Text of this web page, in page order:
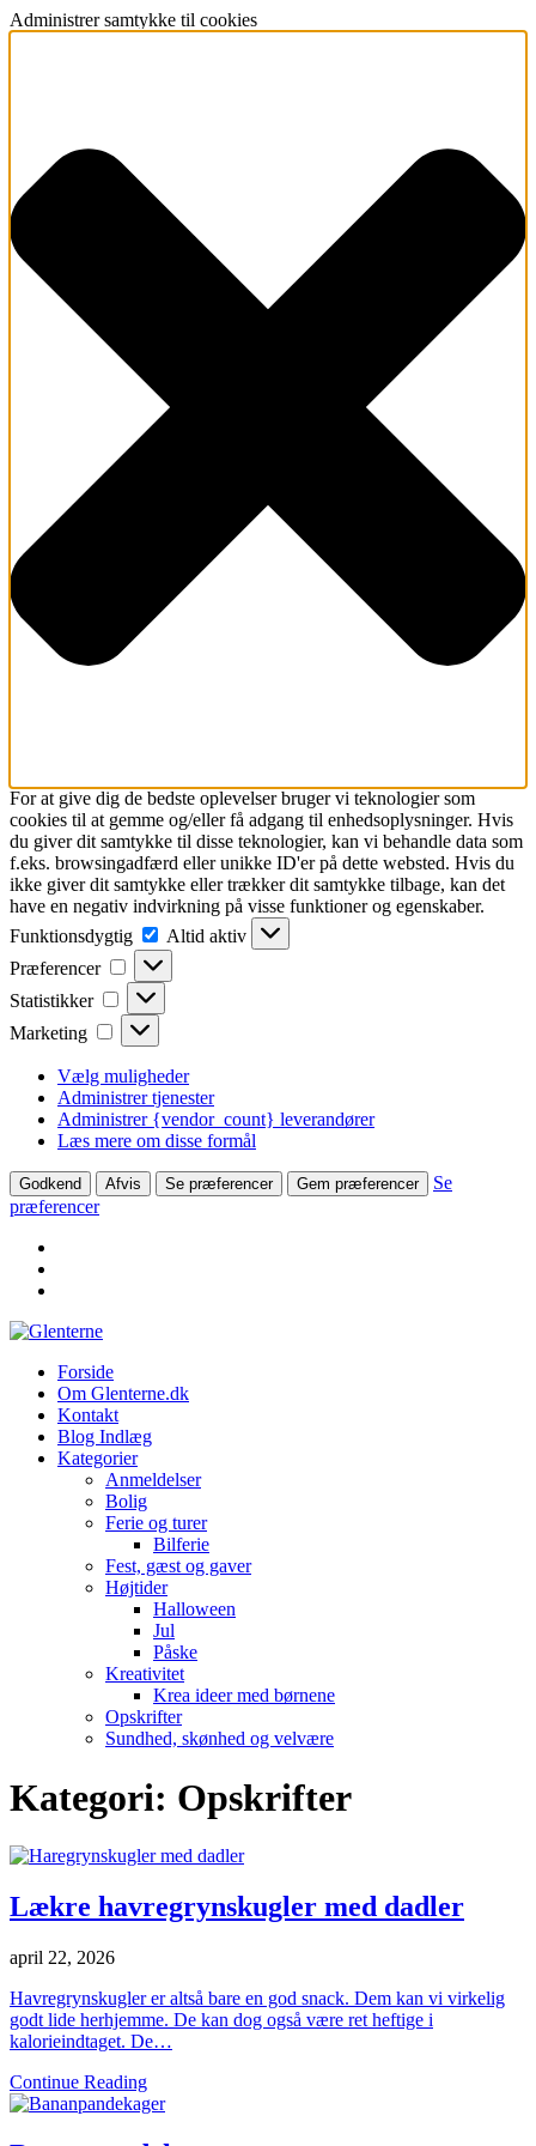
Administrer samtykke til cookies
For at give dig de bedste oplevelser bruger vi teknologier som
cookies til at gemme og/eller få adgang til enhedsoplysninger. Hvis
du giver dit samtykke til disse teknologier, kan vi behandle data som
f.eks. browsingadfærd eller unikke ID'er på dette websted. Hvis du
ikke giver dit samtykke eller trækker dit samtykke tilbage, kan det
have en negativ indvirkning på visse funktioner og egenskaber.
Funktionsdygtig
Funktionsdygtig
Altid aktiv
Præferencer
Præferencer
Statistikker Statistikker
Marketing Marketing
Vælg muligheder
Administrer tjenester
Administrer {vendor_count} leverandører
Læs mere om disse formål
Godkend Afvis Se præferencer Gem præferencer
Se
præferencer
Skip
contentForside
Om Glenterne.dk
Kontakt
Blog Indlæg
Kategorier
Anmeldelser
Bolig
Ferie og turer
Bilferie
Fest, gæst og gaver
Højtider
Halloween
Jul
Påske
Kreativitet
Krea ideer med børnene
Opskrifter
Sundhed, skønhed og velvære
Kategori: Opskrifter
Lækre havregrynskugler med dadler
april 22, 2026
Havregrynskugler er altså bare en god snack. Dem kan vi virkelig
godt lide herhjemme. De kan dog også være ret heftige i
kalorieindtaget. De…
Continue Reading